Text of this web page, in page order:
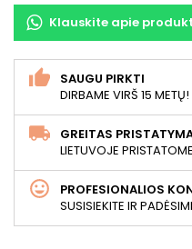
Klauskite apie
SAUGU PIRKTI
DIRBAME VIRŠ 15 METŲ!
GREITAS
LIETUVOJE
PROFESIONALIOS
SUSISIEKITE IR